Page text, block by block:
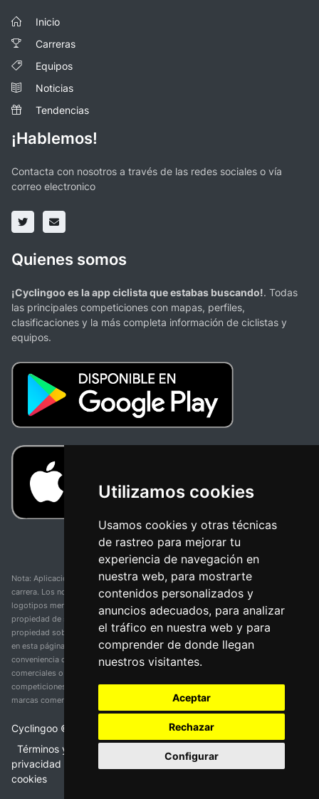
Utilizamos cookies
Usamos cookies y otras técnicas
de rastreo para mejorar tu
experiencia de navegación en
nuestra web, para mostrarte
contenidos personalizados y
anuncios adecuados, para analizar
el tráfico en nuestra web y para
comprender de donde llegan
nuestros visitantes.
Aceptar
Rechazar
Configurar
Inicio
Carreras
Equipos
Noticias
Tendencias
¡Hablemos!
Contacta con nosotros a través de las redes sociales o vía
correo electronico
Quienes somos
¡Cyclingoo es la app ciclista que estabas buscando!. Todas
las principales competiciones con mapas, perfiles,
clasificaciones y la más completa información de ciclistas y
equipos.
Nota: Aplicación y web no oficial y no relacionada con ninguna organización o
carrera. Los nombres de equipos, competiciones, marcas comerciales y
logotipos mencionados en esta página de resultados de ciclismo son
propiedad de sus respectivos dueños. No tenemos afiliación, patrocinio ni
propiedad sobre estas marcas comerciales. Toda la información proporcionada
en esta página se presenta únicamente con fines informativos y para la
conveniencia de nuestros usuarios. Cualquier uso de nombres, marcas
comerciales o logotipos tiene el único propósito de identificar equipos y
competiciones y no implica asociación o respaldo. Todos los derechos de las
marcas comerciales mencionadas aquí pertenecen a sus propietarios legítimos.
Cyclingoo ©
Términos y condiciones del servicio
privacidad
Política de cookies • Cambiar opciones de
cookies